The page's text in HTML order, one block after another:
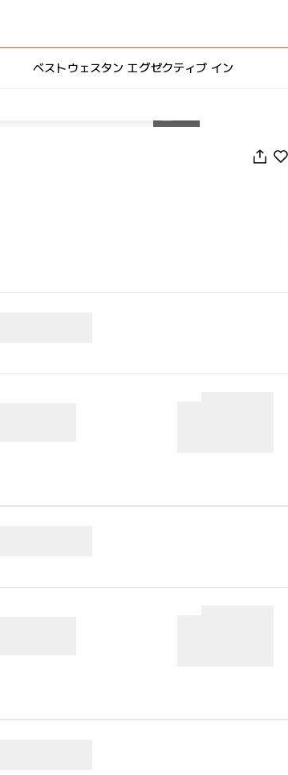
ベストウェスタン エグゼクティブ イン